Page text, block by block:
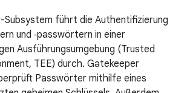
Subsystem führt die Authentifizierung
und ‑passwörtern in einer
Ausführungsumgebung (Trusted
TEE) durch. Gatekeeper
Passwörter mithilfe eines